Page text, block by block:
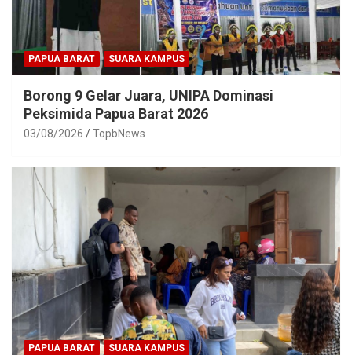
PAPUA BARAT SUARA KAMPUS
Borong 9 Gelar Juara, UNIPA Dominasi
Peksimida Papua Barat 2026
03/08/2026 TopbNews
PAPUA BARAT SUARA KAMPUS